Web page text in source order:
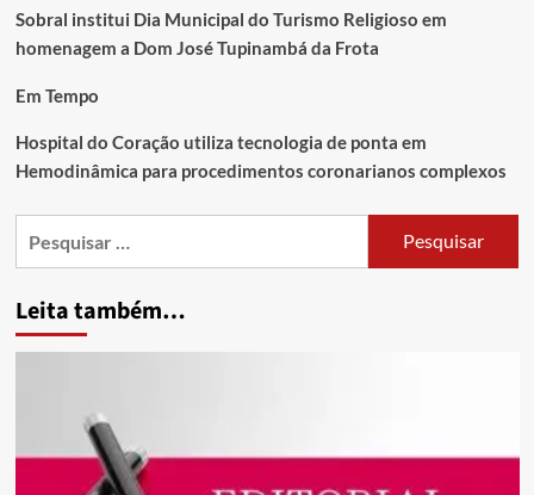
Sobral institui Dia Municipal do Turismo Religioso em
homenagem a Dom José Tupinambá da Frota
Em Tempo
Hospital do Coração utiliza tecnologia de ponta em
Hemodinâmica para procedimentos coronarianos complexos
Leita também…